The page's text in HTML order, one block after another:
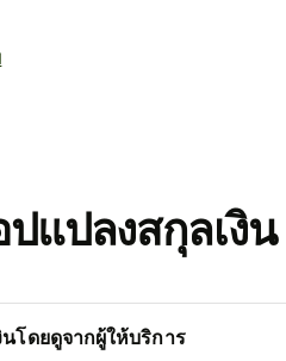
แปลงสกุลเงิน
นโดยดูจากผู้ให้บริการ